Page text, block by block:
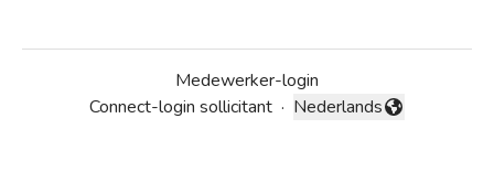
Medewerker-login
Connect-login sollicitant · Taal wijzigen
Nederlands